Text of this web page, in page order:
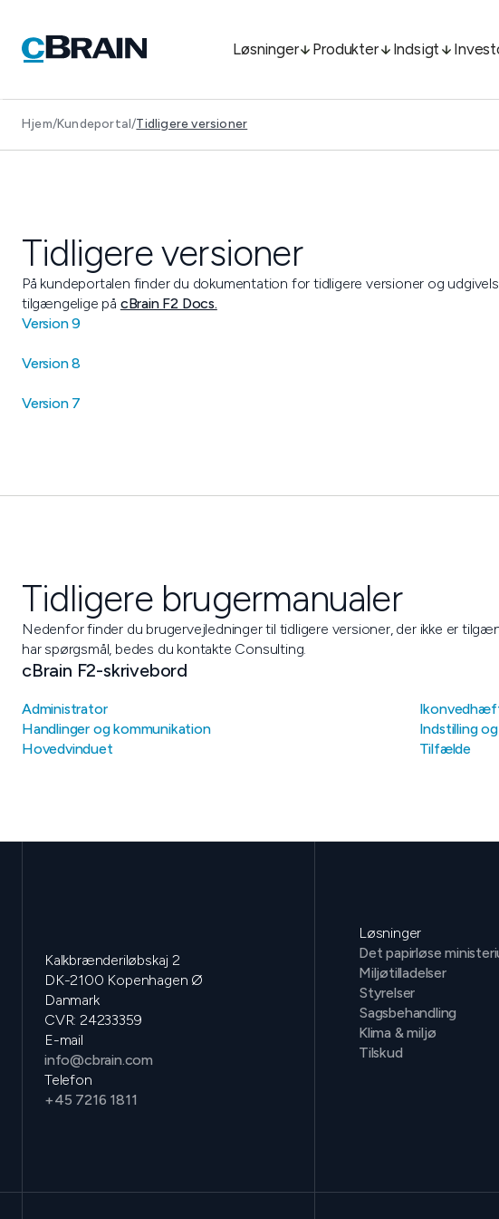
Løsninger Produkter Indsigt
Hjem/Kundeportal/Tidligere versioner
Tidligere versioner
På kundeportalen finder du dokumentation for tidligere versioner og
tilgængelige på cBrain F2 Docs.
Version 9
Version 8
Version 7
Tidligere brugermanualer
Nedenfor finder du brugervejledninger til tidligere versioner, der ikke er
har spørgsmål, bedes du kontakte Consulting.
cBrain F2-skrivebord
Administrator
Handlinger og kommunikation
Hovedvinduet
Indstilling
Tilfælde
Kalkbrænderiløbskaj 2
DK-2100 Kopenhagen Ø
Danmark
CVR: 24233359
E-mail
info@cbrain.com
Telefon
+45 7216 1811
Løsninger
Det papirløse
Miljøtilladelser
Styrelser
Sagsbehandling
Klima & miljø
Tilskud